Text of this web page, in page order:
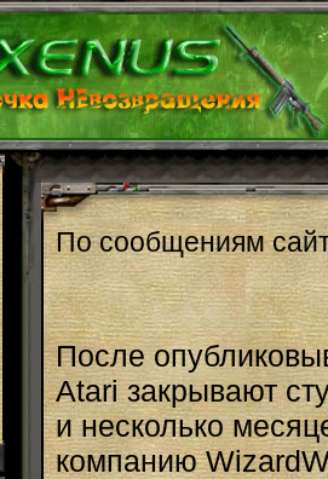
По сообщениям
После
Atari закрывают
и несколько
компанию